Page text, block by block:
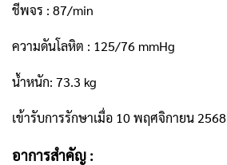
ชีพจร : 87/min
ความดันโลหิต : 125/76 mmHg
น้ำหนัก: 73.3 kg
เข้ารับการรักษาเมื่อ 10 พฤศจิกายน 2568
อาการสำคัญ :